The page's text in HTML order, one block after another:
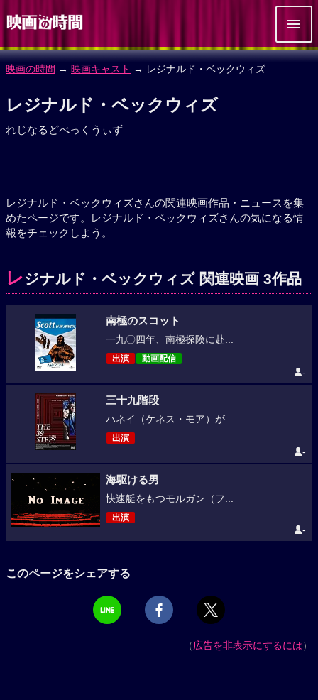
映画の時間 → 映画キャスト → レジナルド・ベックウィズ
レジナルド・ベックウィズ
れじなるどべっくうぃず
レジナルド・ベックウィズさんの関連映画作品・ニュースを集
めたページです。レジナルド・ベックウィズさんの気になる情
報をチェックしよう。
レジナルド・ベックウィズ 関連映画 3作品
南極のスコット
一九〇四年、南極探険に赴...
出演 動画配信
-
三十九階段
ハネイ（ケネス・モア）が...
出演
-
海駆ける男
快速艇をもつモルガン（フ...
出演
-
このページをシェアする
（広告を非表示にするには）